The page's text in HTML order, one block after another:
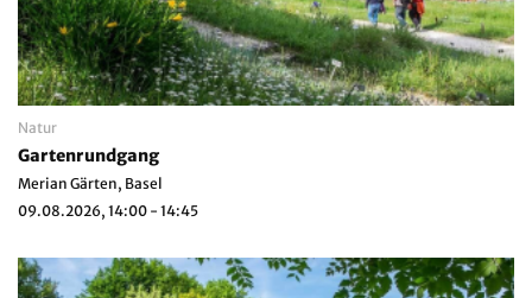
Natur
Gartenrundgang
Merian Gärten, Basel
09.08.2026, 14:00 - 14:45